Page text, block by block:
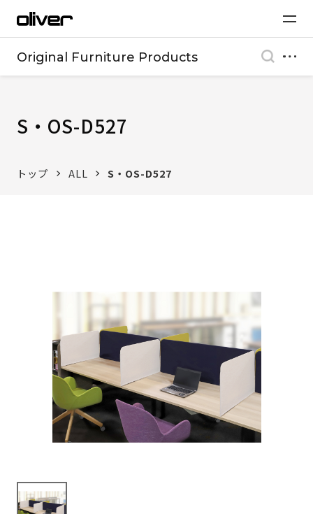
Original Furniture Products
S・OS-D527
トップ ALL S・OS-D527